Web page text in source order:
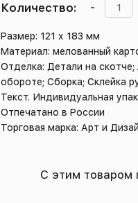
Количество: -
Размер: 121 х 183 мм
Материал: мелованный
Отделка: Детали на
обороте; Сборка; Склейка
Текст. Индивидуальная
Отпечатано в России
Торговая марка: Арт и
С этим товаром